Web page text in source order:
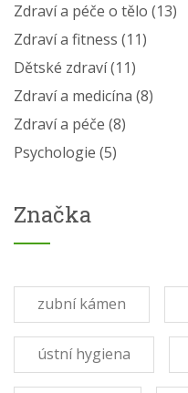
Zdraví a péče o tělo (13)
Zdraví a fitness (11)
Dětské zdraví(11)
Zdraví a medicína (8)
Zdraví a péče (8)
Psychologie (5)
Značka
zubní kámen
ústní hygiena